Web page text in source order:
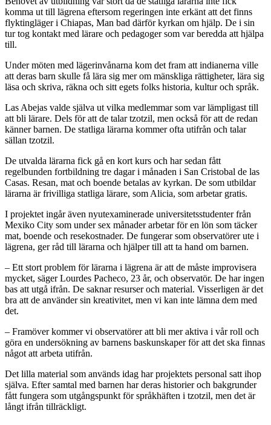
komma ut till lägrena eftersom regeringen inte erkänt att det finns
flyktingläger i Chiapas, Man bad därför kyrkan om hjälp. De i sin
tur tog kontakt med lärare och pedagoger som var beredda att hjälpa
till.
Under möten med lägerinvånarna kom det fram att indianerna ville
att deras barn skulle få lära sig mer om mänskliga rättigheter, lära sig
läsa och skriva, räkna och sitt egets folks historia, kultur och språk.
Las Abejas valde själva ut vilka medlemmar som var lämpligast till
att bli lärare. Dels för att de talar tzotzil, men också för att de redan
känner barnen. De statliga lärarna kommer ofta utifrån och talar
sällan tzotzil.
De utvalda lärarna fick gå en kort kurs och har sedan fått
regelbunden fortbildning tre dagar i månaden i San Cristobal de las
Casas. Resan, mat och boende betalas av kyrkan. De som utbildar
lärarna är frivilliga statliga lärare, som Alicia, som arbetar gratis.
I projektet ingår även nyutexaminerade universitetsstudenter från
Mexiko City som under sex månader arbetar för en lön som täcker
mat, boende och resekostnader. De fungerar som observatörer ute i
lägrena, ger råd till lärarna och hjälper till att ta hand om barnen.
– Ett stort problem för lärarna i lägrena är att de måste improvisera
mycket, säger Lourdes Pacheco, 23 år, och observatör. De har ingen
bas att utgå ifrån. De saknar resurser och material. Visserligen är det
bra att de använder sin kreativitet, men vi kan inte lämna dem med
det.
– Framöver kommer vi observatörer att bli mer aktiva i vår roll och
göra en undersökning av barnens baskunskaper för att det ska finnas
något att arbeta utifrån.
Det lilla material som används idag har projektets personal satt ihop
själva. Efter samtal med barnen har deras historier och bakgrunder
fått fungera som utgångspunkt för språkhäften i tzotzil, men det är
långt ifrån tillräckligt.